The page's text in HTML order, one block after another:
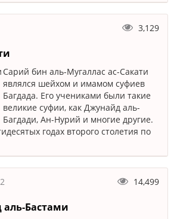
3,129
Сарий бин аль-Мугаллас ас-Сакати
являлся шейхом и имамом суфиев
Багдада. Его учениками были такие
великие суфии, как Джунайд аль-
Багдади, Ан-Нурий и многие другие.
годах второго столетия по
14,499
Бастами